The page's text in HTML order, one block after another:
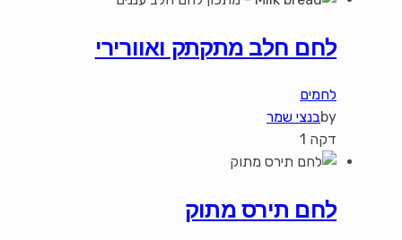
לחם חלב מתקתק ואוורירי
לחמים
byבנצי שמר
דקה 1
לחם תירס מתוק